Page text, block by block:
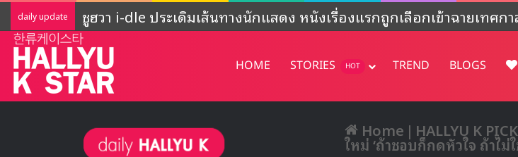
daily update ADOR ชี้แจงกิจกรรมของ NewJeans ‘ยังไม่ชัดเจน’ หลังปล่อยคอนเทน
HOME STORIES HOT TREND BLOGS
Home | HALLYU K
ใหม่ ‘ถ้าชอบก็กดหัวใจ ถ้าไม่